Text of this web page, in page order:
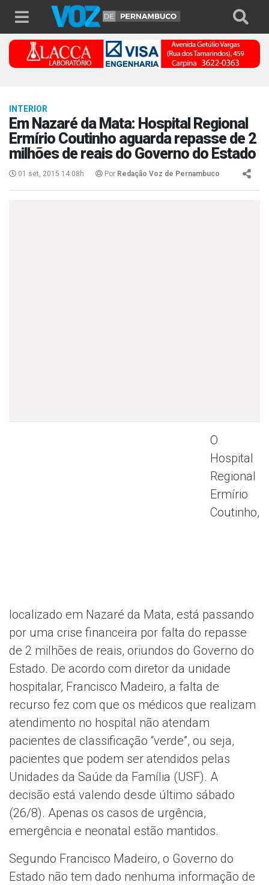
INTERIOR
Em Nazaré da Mata: Hospital Regional
Ermírio Coutinho aguarda repasse de 2
milhões de reais do Governo do Estado
01 set, 2015 14:08h Por Redação Voz de Pernambuco
O
Hospital
Regional
Ermírio
Coutinho,
localizado em Nazaré da Mata, está passando
por uma crise financeira por falta do repasse
de 2 milhões de reais, oriundos do Governo do
Estado. De acordo com diretor da unidade
hospitalar, Francisco Madeiro, a falta de
recurso fez com que os médicos que realizam
atendimento no hospital não atendam
pacientes de classificação “verde”, ou seja,
pacientes que podem ser atendidos pelas
Unidades da Saúde da Família (USF). A
decisão está valendo desde último sábado
(26/8). Apenas os casos de urgência,
emergência e neonatal estão mantidos.
Segundo Francisco Madeiro, o Governo do
Estado não tem dado nenhuma informação de